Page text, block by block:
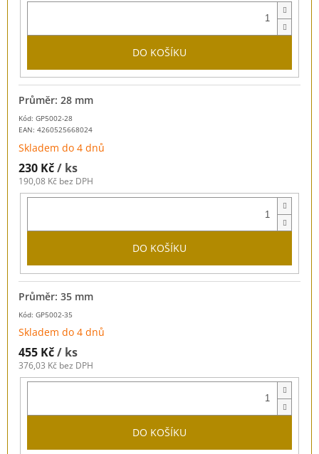
DO KOŠÍKU
Kód: GP5002-28
EAN: 4260525668024
Průměr: 28 mm
Skladem do 4 dnů
230 Kč/ ks
190,08 Kč bez DPH
DO KOŠÍKU
Kód: GP5002-35
Průměr: 35 mm
Skladem do 4 dnů
455 Kč/ ks
376,03 Kč bez DPH
DO KOŠÍKU